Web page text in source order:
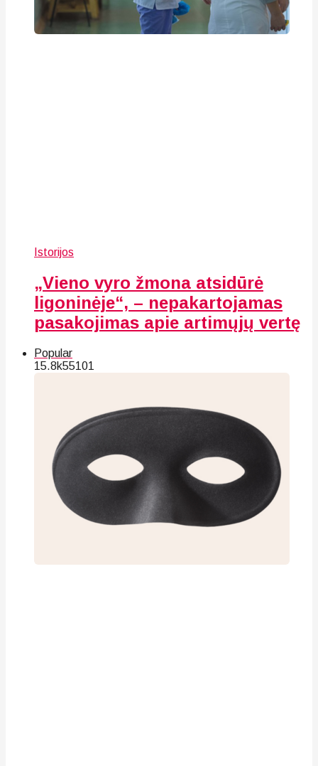
Istorijos
„Vieno vyro žmona atsidūrė
ligoninėje“, – nepakartojamas
pasakojimas apie artimųjų vertę
Popular
15.8k55101